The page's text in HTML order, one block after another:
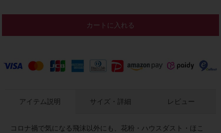
カートに入れる
アイテム説明
コロナ禍で気になる飛沫以外にも、花粉・ハウスダスト・ほこ
サイズ・詳細 レビュー